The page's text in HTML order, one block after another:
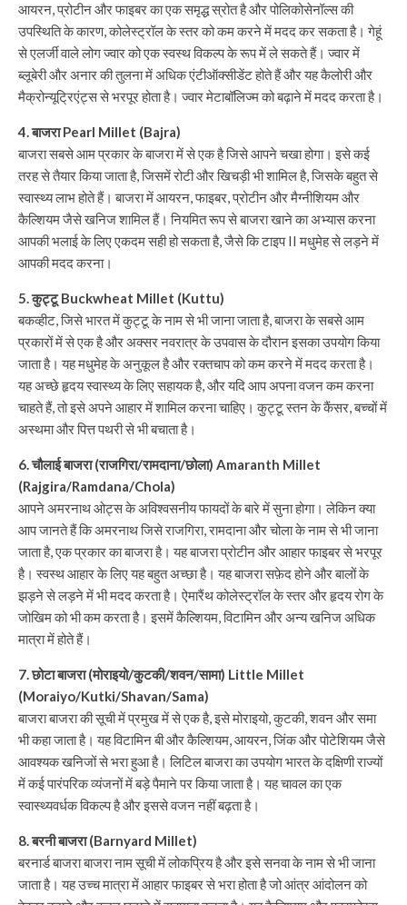
आयरन, प्रोटीन और फाइबर का एक समृद्ध स्रोत है और पोलिकोसेनॉल्स की
उपस्थिति के कारण, कोलेस्ट्रॉल के स्तर को कम करने में मदद कर सकता है। गेहूं
से एलर्जी वाले लोग ज्वार को एक स्वस्थ विकल्प के रूप में ले सकते हैं। ज्वार में
ब्लूबेरी और अनार की तुलना में अधिक एंटीऑक्सीडेंट होते हैं और यह कैलोरी और
मैक्रोन्यूट्रिएंट्स से भरपूर होता है। ज्वार मेटाबॉलिज्म को बढ़ाने में मदद करता है।
4. बाजरा Pearl Millet (Bajra)
बाजरा सबसे आम प्रकार के बाजरा में से एक है जिसे आपने चखा होगा। इसे कई
तरह से तैयार किया जाता है, जिसमें रोटी और खिचड़ी भी शामिल है, जिसके बहुत से
स्वास्थ्य लाभ होते हैं। बाजरा में आयरन, फाइबर, प्रोटीन और मैग्नीशियम और
कैल्शियम जैसे खनिज शामिल हैं। नियमित रूप से बाजरा खाने का अभ्यास करना
आपकी भलाई के लिए एकदम सही हो सकता है, जैसे कि टाइप II मधुमेह से लड़ने में
आपकी मदद करना।
5. कुट्टू Buckwheat Millet (Kuttu)
बकव्हीट, जिसे भारत में कुट्टू के नाम से भी जाना जाता है, बाजरा के सबसे आम
प्रकारों में से एक है और अक्सर नवरात्र के उपवास के दौरान इसका उपयोग किया
जाता है। यह मधुमेह के अनुकूल है और रक्तचाप को कम करने में मदद करता है।
यह अच्छे हृदय स्वास्थ्य के लिए सहायक है, और यदि आप अपना वजन कम करना
चाहते हैं, तो इसे अपने आहार में शामिल करना चाहिए। कुट्टू स्तन के कैंसर, बच्चों में
अस्थमा और पित्त पथरी से भी बचाता है।
6. चौलाई बाजरा (राजगिरा/रामदाना/छोला) Amaranth Millet
(Rajgira/Ramdana/Chola)
आपने अमरनाथ ओट्स के अविश्वसनीय फायदों के बारे में सुना होगा। लेकिन क्या
आप जानते हैं कि अमरनाथ जिसे राजगिरा, रामदाना और चोला के नाम से भी जाना
जाता है, एक प्रकार का बाजरा है। यह बाजरा प्रोटीन और आहार फाइबर से भरपूर
है। स्वस्थ आहार के लिए यह बहुत अच्छा है। यह बाजरा सफ़ेद होने और बालों के
झड़ने से लड़ने में भी मदद करता है। ऐमारैंथ कोलेस्ट्रॉल के स्तर और हृदय रोग के
जोखिम को भी कम करता है। इसमें कैल्शियम, विटामिन और अन्य खनिज अधिक
मात्रा में होते हैं।
7. छोटा बाजरा (मोराइयो/कुटकी/शवन/सामा) Little Millet
(Moraiyo/Kutki/Shavan/Sama)
बाजरा बाजरा की सूची में प्रमुख में से एक है, इसे मोराइयो, कुटकी, शवन और समा
भी कहा जाता है। यह विटामिन बी और कैल्शियम, आयरन, जिंक और पोटेशियम जैसे
आवश्यक खनिजों से भरा हुआ है। लिटिल बाजरा का उपयोग भारत के दक्षिणी राज्यों
में कई पारंपरिक व्यंजनों में बड़े पैमाने पर किया जाता है। यह चावल का एक
स्वास्थ्यवर्धक विकल्प है और इससे वजन नहीं बढ़ता है।
8. बरनी बाजरा (Barnyard Millet)
बरनार्ड बाजरा बाजरा नाम सूची में लोकप्रिय है और इसे सनवा के नाम से भी जाना
जाता है। यह उच्च मात्रा में आहार फाइबर से भरा होता है जो आंत्र आंदोलन को